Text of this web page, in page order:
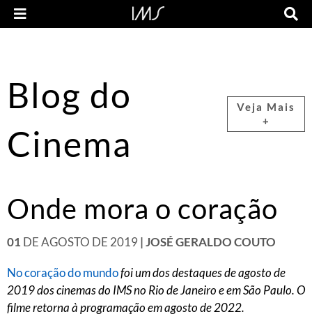
Blog do
Cinema
Veja Mais
+
Onde mora o coração
01 DE AGOSTO DE 2019 | JOSÉ GERALDO COUTO
No coração do mundofoi um dos destaques de agosto de
2019 dos cinemas do IMS no Rio de Janeiro e em São Paulo. O
filme retorna à programação em agosto de 2022.